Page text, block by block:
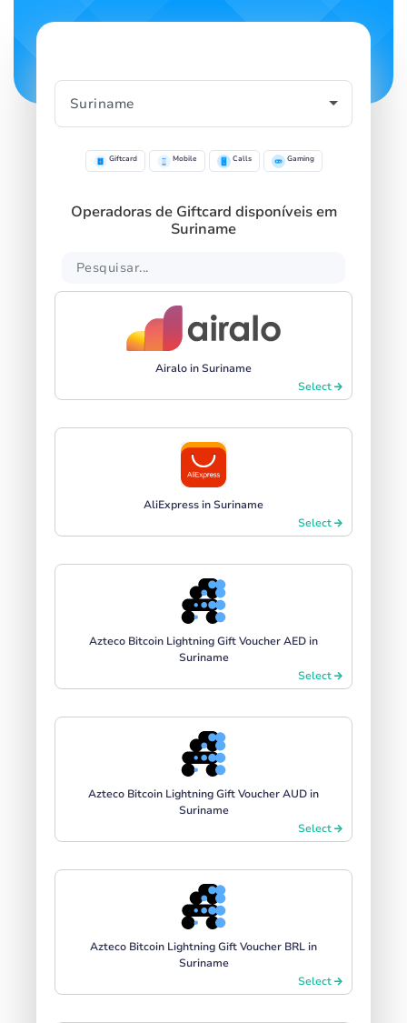
Giftcard Mobile Calls Gaming
Operadoras de Giftcard disponíveis em
Suriname
Airalo in Suriname
Select
AliExpress in Suriname
Select
Azteco Bitcoin Lightning Gift Voucher AED in
Suriname
Select
Azteco Bitcoin Lightning Gift Voucher AUD in
Suriname
Select
Azteco Bitcoin Lightning Gift Voucher BRL in
Suriname
Select